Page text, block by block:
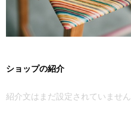
ショップの紹介
紹介文はまだ設定されていません